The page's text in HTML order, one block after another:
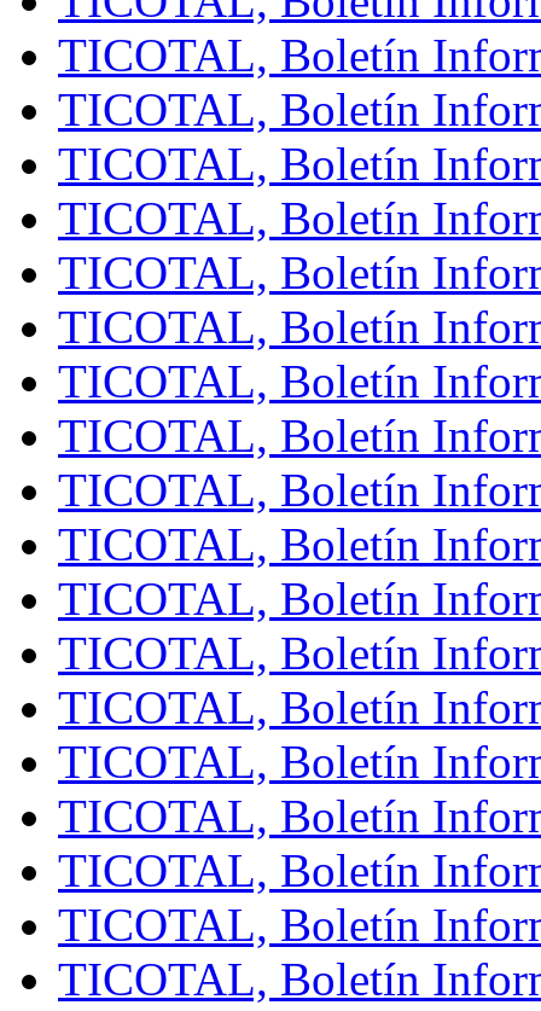
TICOTAL, Boletín
TICOTAL, Boletín
TICOTAL, Boletín
TICOTAL, Boletín
TICOTAL, Boletín
TICOTAL, Boletín
TICOTAL, Boletín
TICOTAL, Boletín
TICOTAL, Boletín
TICOTAL, Boletín
TICOTAL, Boletín
TICOTAL, Boletín
TICOTAL, Boletín
TICOTAL, Boletín
TICOTAL, Boletín
TICOTAL, Boletín
TICOTAL, Boletín
TICOTAL, Boletín